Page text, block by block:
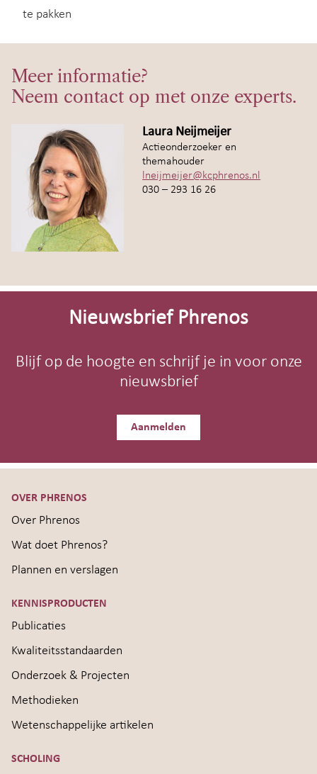
te pakken
Meer informatie?
Neem contact op met onze experts.
Laura Neijmeijer
Actieonderzoeker en
themahouder
lneijmeijer@kcphrenos.nl
030 – 293 16 26
Site-
Nieuwsbrief Phrenos
Blijf op de hoogte en schrijf je in voor onze
nieuwsbrief
Aanmelden
OVER PHRENOS
Over Phrenos
Wat doet Phrenos?
Plannen en verslagen
KENNISPRODUCTEN
Publicaties
Kwaliteitsstandaarden
Onderzoek & Projecten
Methodieken
Wetenschappelijke artikelen
SCHOLING